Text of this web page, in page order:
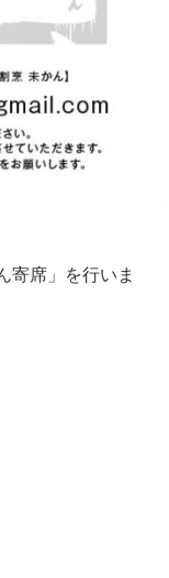
寄席」を行いま